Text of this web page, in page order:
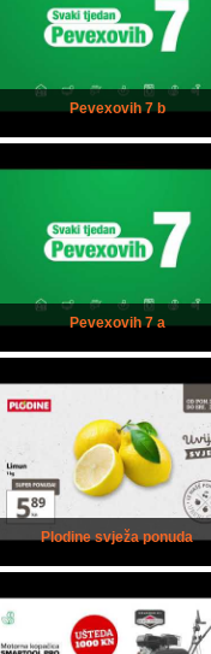
Pevexovih 7 b
Pevexovih 7 a
Plodine svježa ponuda